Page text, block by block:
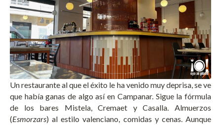
Un restaurante al que el éxito le ha venido muy deprisa, se ve
que había ganas de algo así en Campanar. Sigue la fórmula
de los bares Mistela, Cremaet y Casalla. Almuerzos
(Esmorzars) al estilo valenciano, comidas y cenas. Aunque